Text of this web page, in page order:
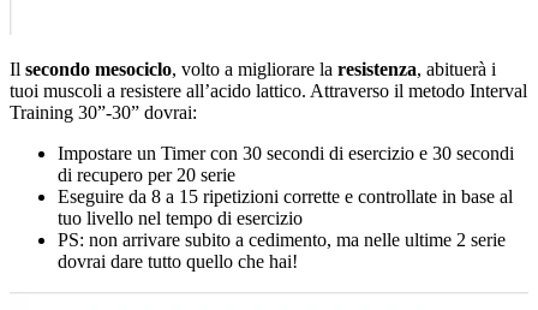
Il secondo mesociclo, volto a migliorare la resistenza, abituerà i
tuoi muscoli a resistere all’acido lattico. Attraverso il metodo Interval
Training 30”-30” dovrai:
Impostare un Timer con 30 secondi di esercizio e 30 secondi
di recupero per 20 serie
Eseguire da 8 a 15 ripetizioni corrette e controllate in base al
tuo livello nel tempo di esercizio
PS: non arrivare subito a cedimento, ma nelle ultime 2 serie
dovrai dare tutto quello che hai!